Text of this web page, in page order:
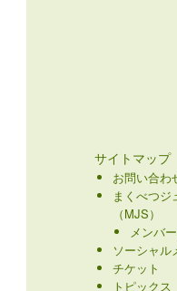
サイトマップ
お問い合わ
まくべつジ
（MJS）
メンバ
ソーシャル
チケット
トピックス